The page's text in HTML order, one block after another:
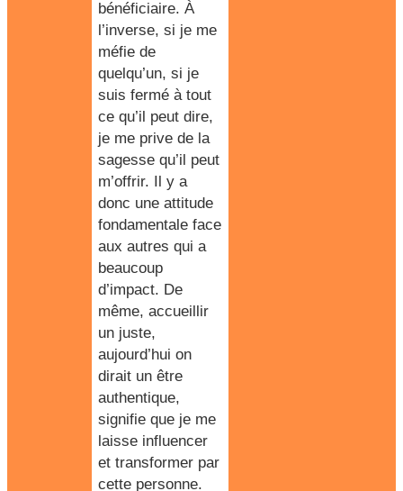
bénéficiaire. À
l’inverse, si je me
méfie de
quelqu’un, si je
suis fermé à tout
ce qu’il peut dire,
je me prive de la
sagesse qu’il peut
m’offrir. Il y a
donc une attitude
fondamentale face
aux autres qui a
beaucoup
d’impact. De
même, accueillir
un juste,
aujourd’hui on
dirait un être
authentique,
signifie que je me
laisse influencer
et transformer par
cette personne.